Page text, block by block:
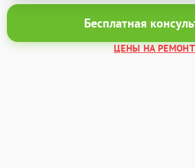
Бесплатная
ЦЕНЫ НА РЕМОНТ